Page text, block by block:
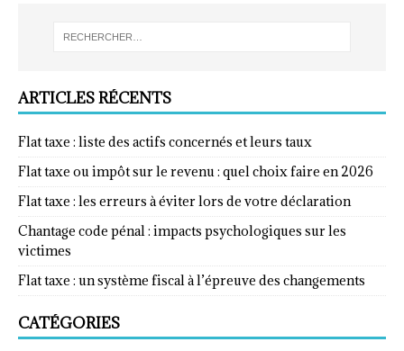
ARTICLES RÉCENTS
Flat taxe : liste des actifs concernés et leurs taux
Flat taxe ou impôt sur le revenu : quel choix faire en 2026
Flat taxe : les erreurs à éviter lors de votre déclaration
Chantage code pénal : impacts psychologiques sur les
victimes
Flat taxe : un système fiscal à l’épreuve des changements
CATÉGORIES